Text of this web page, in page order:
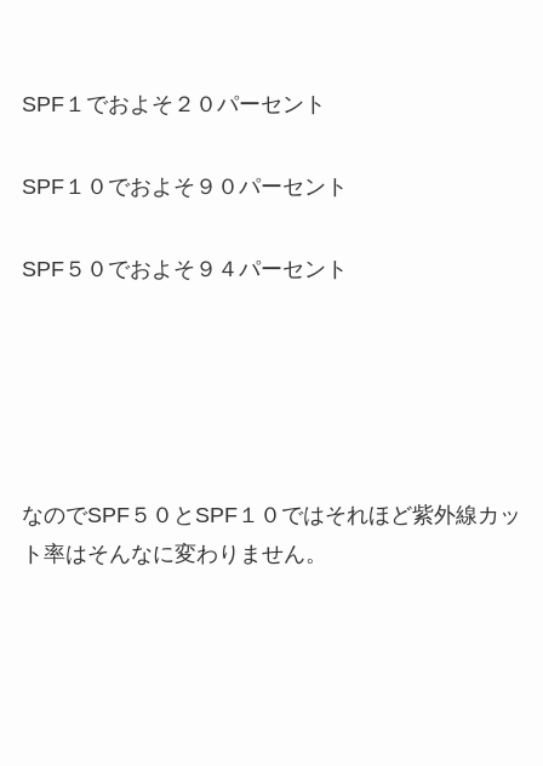
SPF１でおよそ２０パーセント
SPF１０でおよそ９０パーセント
SPF５０でおよそ９４パーセント
なのでSPF５０とSPF１０ではそれほど紫外線カッ
ト率はそんなに変わりません。